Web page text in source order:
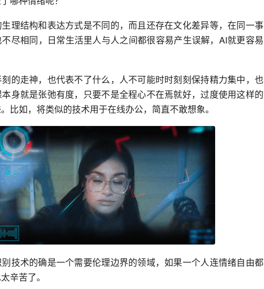
理结构和表达方式是不同的，而且还存在文化差异等，在同一事
尽相同，日常生活里人与人之间都很容易产生误解，AI就更容易
的走神，也代表不了什么，人不可能时时刻刻保持精力集中，也
身就是张弛有度，只要不是全程心不在焉就好，过度使用这样的
比如，将类似的技术用于在线办公，简直不敢想象。
技术的确是一个需要伦理边界的领域，如果一个人连情绪自由都
辛苦了。